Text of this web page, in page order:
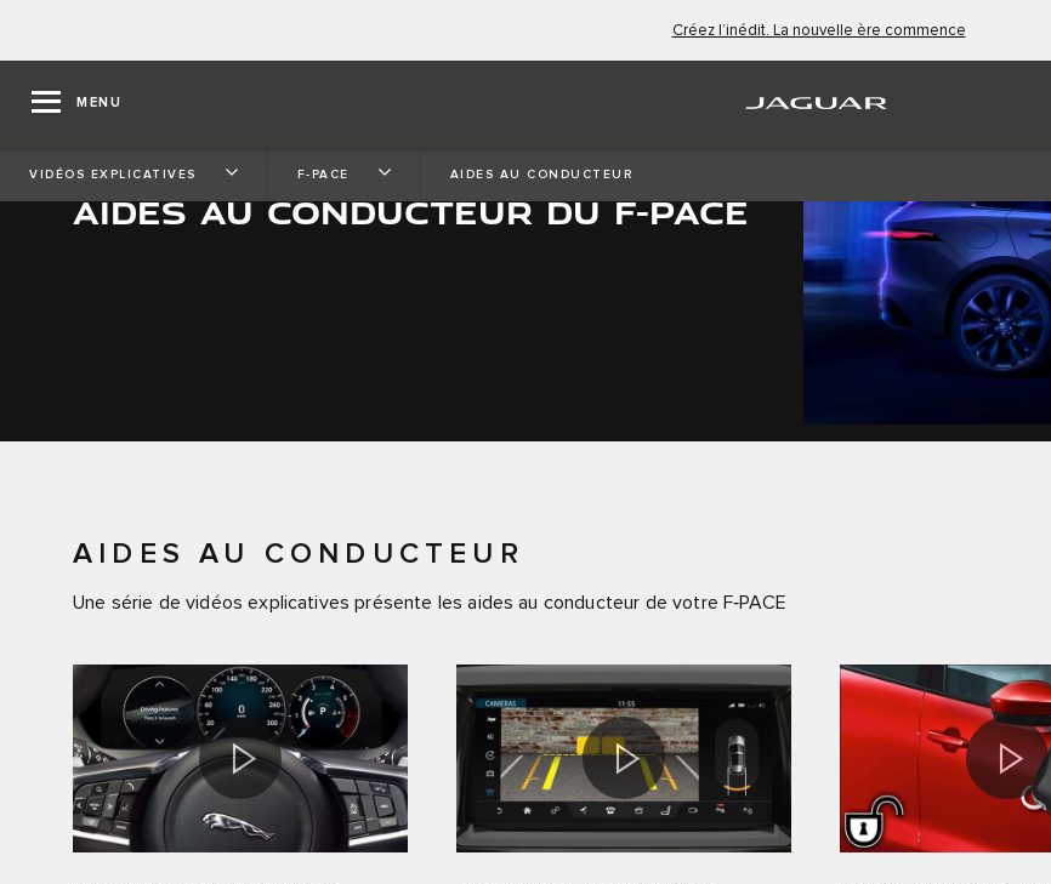
Créez l’inédit. La nouvelle ère commence
MENU
VIDÉOS EXPLICATIVES F-PACE AIDES AU CONDUCTEUR
AIDES AU CONDUCTEUR DU F-PACE
AIDES AU CONDUCTEUR
Une série de vidéos explicatives présente les aides au conducteur de votre F‑PACE